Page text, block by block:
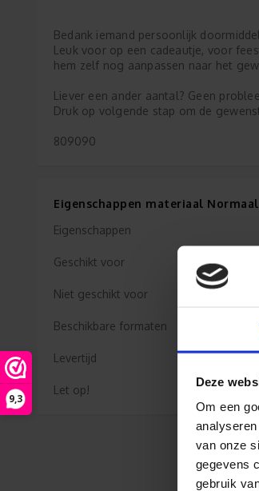
9,3
Deze
Om een
van onze
gegevens
gebruik
Bedank iemand persoonlijk
Leuk voor op een cadeautje, voor
hem zelf nog aanpassen naar het
Liever een ander aantal? Geen
Druk op volgende stap om de
809090
Eigenschappen materiaal
Eigenschappen
Geschikt voor
Niet geschikt voor
Beschikbare formaten
Levertijd
Let op!